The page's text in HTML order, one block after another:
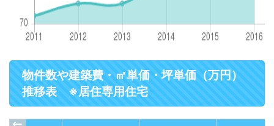
物件数や建築費・㎡単価・坪単価（万円）
推移表 ※居住専用住宅